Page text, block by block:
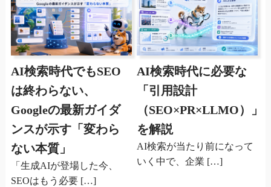
AI検索時代でもSEO
は終わらない、
Googleの最新ガイダ
ンスが示す「変わら
ない本質」
「生成AIが登場した今、
SEOはもう必要 […]
AI検索時代に必要な
「引用設計
（SEO×PR×LLMO）」
を解説
AI検索が当たり前になって
いく中で、企業 […]